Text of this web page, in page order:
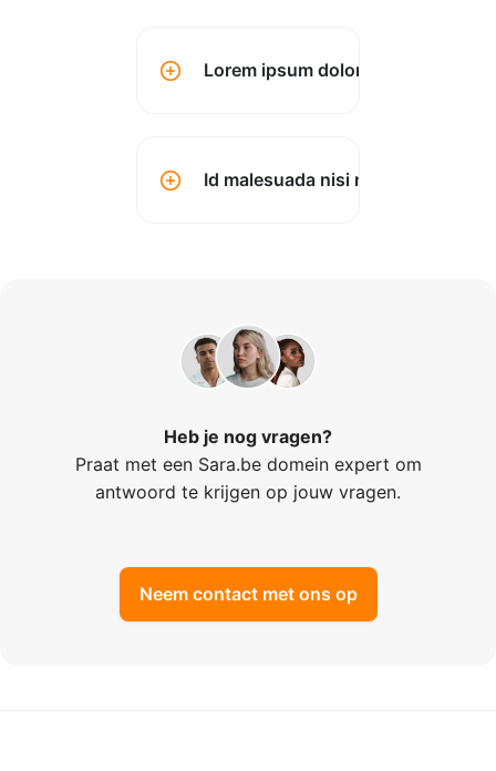
Lorem ipsum dolor sit amet
Id malesuada nisi montes?
Heb je nog vragen?
Praat met een Sara.be domein expert om
antwoord te krijgen op jouw vragen.
Neem contact met ons op